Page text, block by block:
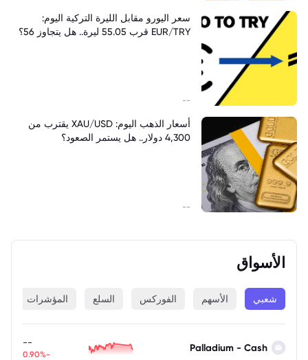
الأسواق
شعبي الأسهم الفوركس السلع المؤشرات
Palladium - Cash
--
-0.90%
سعر اليورو مقابل الليرة التركية اليوم:
EUR/TRY قرب 55.05 ليرة.. هل يتجاوز 56؟
--
أسعار الذهب اليوم: XAU/USD يقترب من
4,300 دولار.. هل يستمر الصعود؟
--